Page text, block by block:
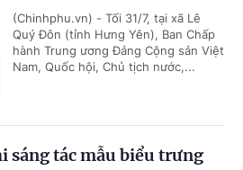
(Chinhphu.vn) - Tối 31/7, tại xã Lê
Quý Đôn (tỉnh Hưng Yên), Ban Chấp
hành Trung ương Đảng Cộng sản Việt
Nam, Quốc hội, Chủ tịch nước,...
sáng tác mẫu biểu trưng